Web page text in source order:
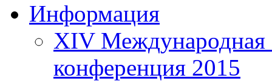
Информация
XIV Международная
конференция 2015